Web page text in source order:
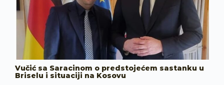
Vučić sa Saracinom o predstojećem sastanku u
Briselu i situaciji na Kosovu